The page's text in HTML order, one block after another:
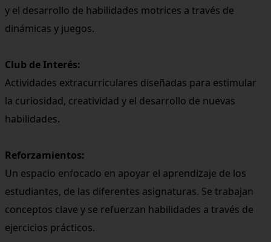
y el desarrollo de habilidades motrices a través de
dinámicas y juegos.
Club de Interés:
Actividades extracurriculares diseñadas para estimular
la curiosidad, creatividad y el desarrollo de nuevas
habilidades.
Reforzamientos:
Un espacio enfocado en apoyar el aprendizaje de los
estudiantes, de las diferentes asignaturas. Se trabajan
conceptos clave y se refuerzan habilidades a través de
ejercicios prácticos.